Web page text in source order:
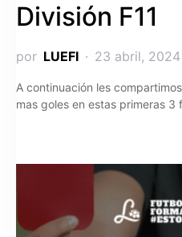
División F11
por LUEFI 23 abril, 2024
A continuación les
mas goles en estas primeras 3